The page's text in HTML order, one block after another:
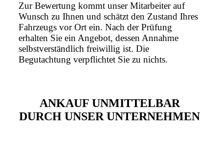
Zur Bewertung kommt unser Mitarbeiter auf
Wunsch zu Ihnen und schätzt den Zustand Ihres
Fahrzeugs vor Ort ein. Nach der Prüfung
erhalten Sie ein Angebot, dessen Annahme
selbstverständlich freiwillig ist. Die
Begutachtung verpflichtet Sie zu nichts.
ANKAUF UNMITTELBAR
DURCH UNSER UNTERNEHMEN